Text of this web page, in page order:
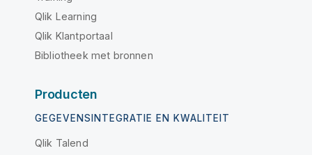
Qlik Learning
Qlik Klantportaal
Bibliotheek met bronnen
Producten
GEGEVENSINTEGRATIE EN KWALITEIT
Qlik Talend